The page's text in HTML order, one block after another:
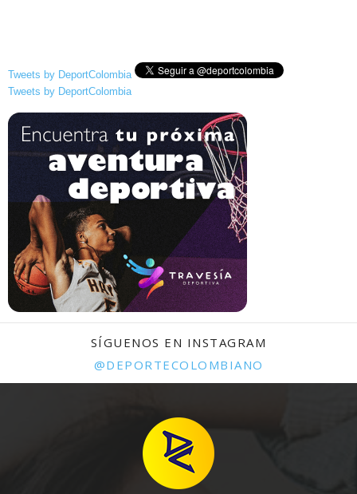
Tweets by DeportColombia
Tweets by DeportColombia
SÍGUENOS EN INSTAGRAM
@DEPORTECOLOMBIANO